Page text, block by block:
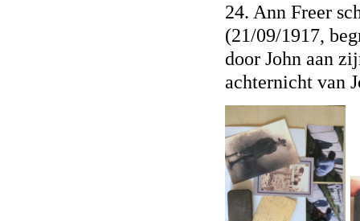
24. Ann Freer
(21/09/1917,
door John aan
achternicht van